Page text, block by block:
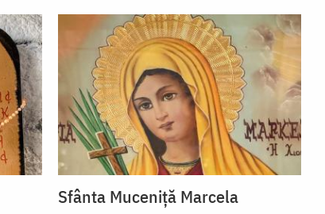
Sfânta Muceniță Marcela